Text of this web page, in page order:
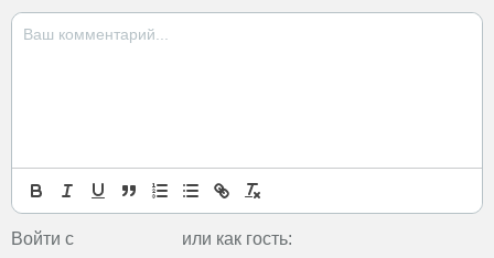
Войти с или как гость: